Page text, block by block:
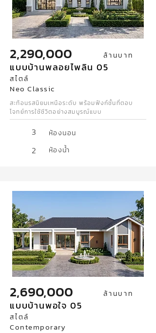
2,290,000 ล้านบาท
แบบบ้านพลอยไพลิน 05
สไตล์
Neo Classic
สะท้อนรสนิยมเหนือระดับ พร้อมฟังก์ชั้นที่ตอบ
โจทย์การใช้ชีวิตอย่างสมบูรณ์แบบ
3 ห้องนอน
2 ห้องน้ำ
2,690,000 ล้านบาท
แบบบ้านพอใจ 05
สไตล์
Contemporary